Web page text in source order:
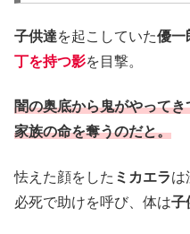
子供達を起こしていた優一
丁を持つ影を目撃。
闇の奥底から鬼がやってき
家族の命を奪うのだと。
怯えた顔をした ミカエラは
必死で助けを呼び、体は子